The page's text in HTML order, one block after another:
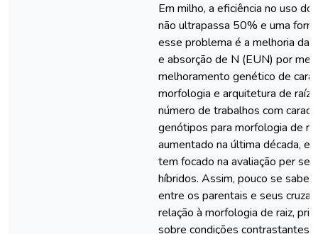
Em milho, a eficiência no uso
não ultrapassa 50% e uma
esse problema é a melhoria da
e absorção de N (EUN) por
melhoramento genético de
morfologia e arquitetura de
número de trabalhos com
genótipos para morfologia de
aumentado na última década,
tem focado na avaliação per se
híbridos. Assim, pouco se sabe
entre os parentais e seus
relação à morfologia de raiz,
sobre condições contrastantes